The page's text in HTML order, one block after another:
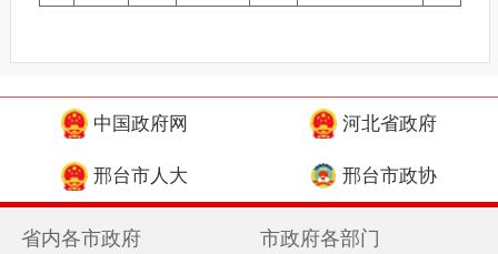
中国政府网 河北省政府
邢台市人大 邢台市政协
省内各市政府 市政府各部门